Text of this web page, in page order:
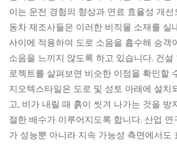
이는 운전 경험의 향상과 연료 효율성 개
동차 제조사들은 이러한 비직물 소재를 실
사이에 적용하여 도로 소음을 흡수해 승객
소음을 느끼지 않도록 하고 있습니다. 건
로젝트를 살펴보면 비슷한 이점을 확인할
지오텍스타일은 도로 및 성토 아래에 설치
고, 비가 내릴 때 흙이 씻겨 나가는 것을 방
절한 배수가 이루어지도록 합니다. 산업 연
가 성능뿐 아니라 지속 가능성 측면에서도